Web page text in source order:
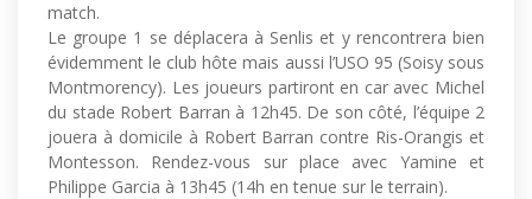
match.
Le groupe 1 se déplacera à Senlis et y rencontrera bien
évidemment le club hôte mais aussi l’USO 95 (Soisy sous
Montmorency). Les joueurs partiront en car avec Michel
du stade Robert Barran à 12h45. De son côté, l’équipe 2
jouera à domicile à Robert Barran contre Ris-Orangis et
Montesson. Rendez-vous sur place avec Yamine et
Philippe Garcia à 13h45 (14h en tenue sur le terrain).